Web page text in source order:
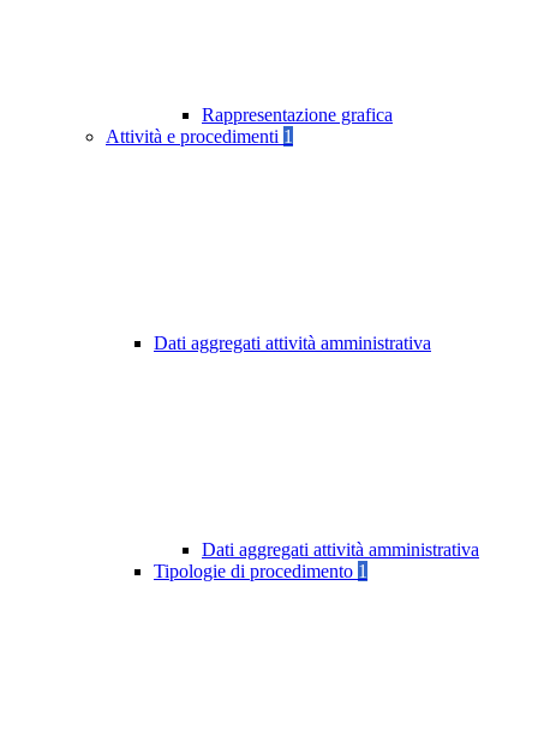
Rappresentazione grafica
Attività e procedimenti 1
Dati aggregati attività amministrativa
Dati aggregati attività amministrativa
Tipologie di procedimento 1